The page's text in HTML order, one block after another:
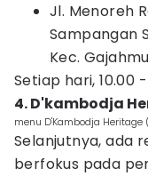
Jl. Menoreh
Sampangan
Kec.
Setiap hari, 10.00 -
4. D'kambodja
menu D'Kambodja
Selanjutnya, ada
berfokus pada